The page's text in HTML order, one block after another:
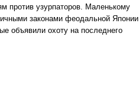
против узурпаторов. Маленькому
законами феодальной
объявили охоту на последнего